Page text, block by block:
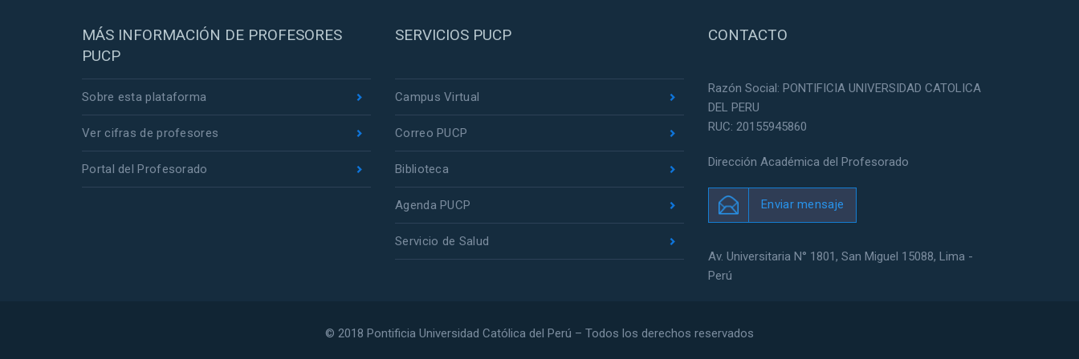
MÁS INFORMACIÓN DE PROFESORES
PUCP
Sobre esta plataforma
Ver cifras de profesores
Portal del Profesorado
SERVICIOS PUCP
Campus Virtual
Correo PUCP
Biblioteca
Agenda PUCP
Servicio de Salud
CONTACTO
Razón Social: PONTIFICIA UNIVERSIDAD CATOLICA
DEL PERU
RUC: 20155945860
Dirección Académica del Profesorado
Enviar mensaje
Av. Universitaria N° 1801, San Miguel 15088, Lima -
Perú
© 2018 Pontificia Universidad Católica del Perú – Todos los derechos reservados